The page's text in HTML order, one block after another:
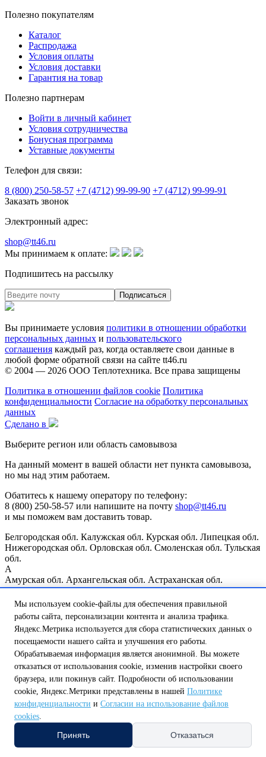
Полезно покупателям
Каталог
Распродажа
Условия оплаты
Условия доставки
Гарантия на товар
Полезно партнерам
Войти в личный кабинет
Условия сотрудничества
Бонусная программа
Уставные документы
Телефон для связи:
8 (800) 250-58-57 +7 (4712) 99-99-90 +7 (4712) 99-99-91
Заказать звонок
Электронный адрес:
shop@tt46.ru
Мы принимаем к оплате:
Подпишитесь на рассылку
Вы принимаете условия политики в отношении обработки
персональных данных и пользовательского
соглашения каждый раз, когда оставляете свои данные в
любой форме обратной связи на сайте tt46.ru
© 2004 — 2026 ООО Теплотехника. Все права защищены
Политика в отношении файлов cookie Политика
конфиденциальности Согласие на обработку персональных
данных
Сделано в
Выберите регион или область самовывоза
На данный момент в вашей области нет пункта самовывоза,
но мы над этим работаем.
Обатитесь к нашему оператору по телефону:
8 (800) 250-58-57 или напишите на почту shop@tt46.ru
и мы поможем вам доставить товар.
Белгородская обл. Калужская обл. Курская обл. Липецкая обл.
Нижегородская обл. Орловская обл. Смоленская обл. Тульская
обл.
А
Амурская обл. Архангельская обл. Астраханская обл.
Б
Белгородская обл. Брянская обл.
Владимирская обл. Волгоградская обл. Вологодская обл.
Воронежская обл.
Еврейская автономная обл.
Ивановская обл. Иркутская обл.
Казань Калининградская обл. Калужская обл. Кемеровская
обл. Кировская обл. Костромская обл. Курганская обл.
Курская обл.
Ленинградская обл. Липецкая обл.
Мы используем cookie-файлы для обеспечения правильной
работы сайта, персонализации контента и анализа трафика.
Яндекс.Метрика используется для сбора статистических данных о
посещаемости нашего сайта и улучшения его работы.
Обрабатываемая информация является анонимной. Вы можете
отказаться от использования cookie, изменив настройки своего
браузера, или покинув сайт. Подробности об использовании
cookie, Яндекс.Метрики представлены в нашей Политике
конфиденциальности и Согласии на использование файлов
cookies.
Принять Отказаться